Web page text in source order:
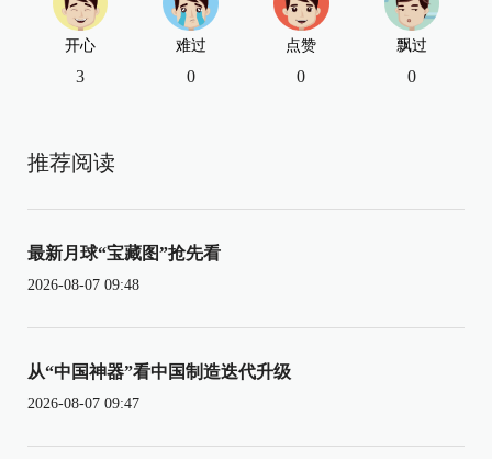
开心
3
难过
0
点赞
0
飘过
0
推荐阅读
最新月球“宝藏图”抢先看
2026-08-07 09:48
从“中国神器”看中国制造迭代升级
2026-08-07 09:47